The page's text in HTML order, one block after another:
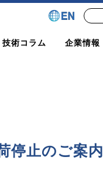
技術コラム 企業情報
停止のご案内